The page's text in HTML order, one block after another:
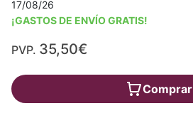
17/08/26
¡GASTOS DE ENVÍO GRATIS!
PVP. 35,50€
Comprar